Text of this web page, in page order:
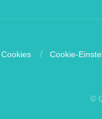
Cookies Cookie-
©